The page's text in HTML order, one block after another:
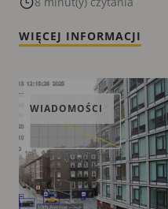
WIĘCEJ INFORMACJI
WIADOMOŚCI